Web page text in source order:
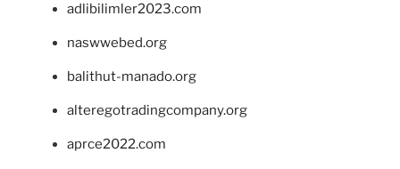
adlibilimler2023.com
naswwebed.org
balithut-manado.org
alteregotradingcompany.org
aprce2022.com